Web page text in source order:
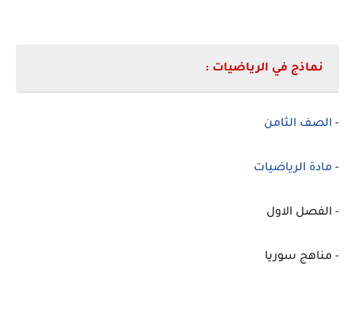
نماذج في الرياضيات :
- الصف الثامن
- مادة الرياضيات
- الفصل الاول
- مناهج سوريا